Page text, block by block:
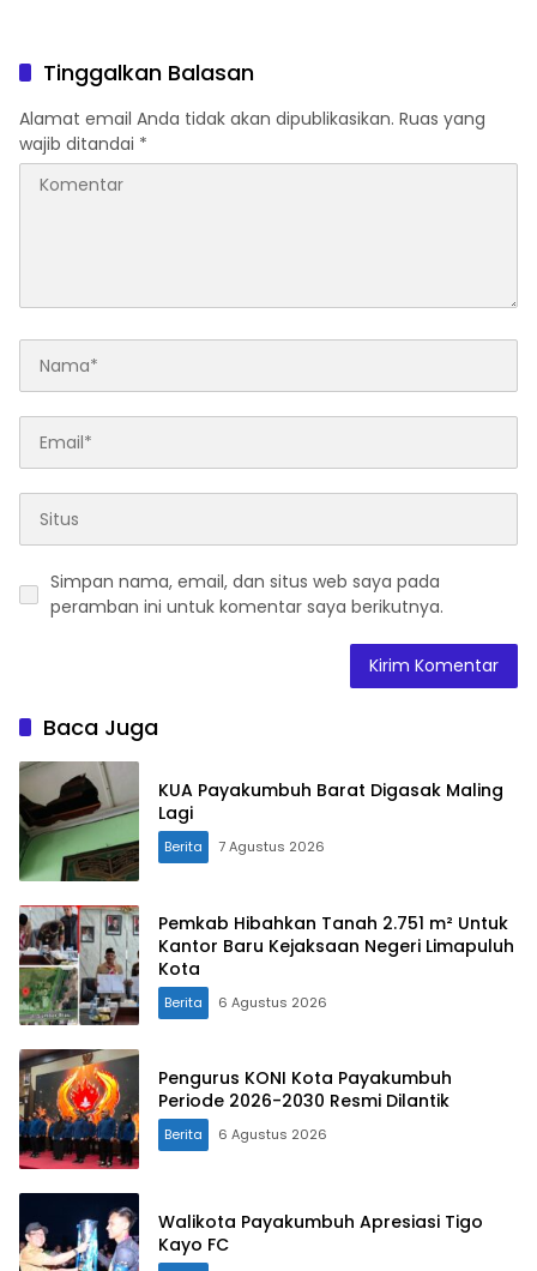
Tinggalkan Balasan
Alamat email Anda tidak akan dipublikasikan. Ruas yang
wajib ditandai *
Simpan nama, email, dan situs web saya pada
peramban ini untuk komentar saya berikutnya.
Baca Juga
KUA Payakumbuh Barat Digasak Maling
Lagi
Berita 7 Agustus 2026
Pemkab Hibahkan Tanah 2.751 m² Untuk
Kantor Baru Kejaksaan Negeri Limapuluh
Kota
Berita 6 Agustus 2026
Pengurus KONI Kota Payakumbuh
Periode 2026-2030 Resmi Dilantik
Berita 6 Agustus 2026
Walikota Payakumbuh Apresiasi Tigo
Kayo FC